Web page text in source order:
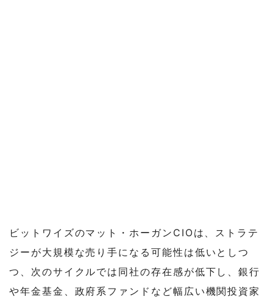
ビットワイズのマット・ホーガンCIOは、ストラテ
ジーが大規模な売り手になる可能性は低いとしつ
つ、次のサイクルでは同社の存在感が低下し、銀行
や年金基金、政府系ファンドなど幅広い機関投資家